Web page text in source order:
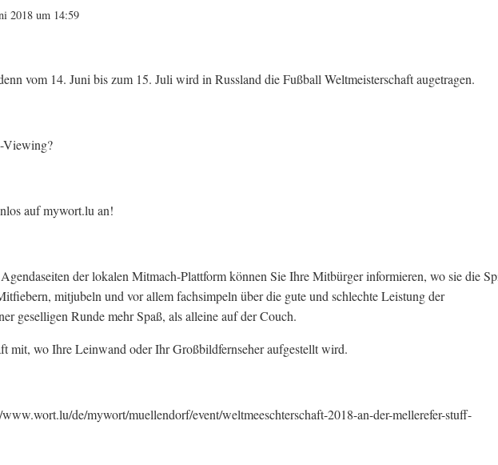
2018 um 14:59
vom 14. Juni bis zum 15. Juli wird in Russland die Fußball Weltmeisterschaft augetragen.
Viewing?
auf mywort.lu an!
der lokalen Mitmach-Plattform können Sie Ihre Mitbürger informieren, wo sie die
mitjubeln und vor allem fachsimpeln über die gute und schlechte Leistung der
geselligen Runde mehr Spaß, als alleine auf der Couch.
mit, wo Ihre Leinwand oder Ihr Großbildfernseher aufgestellt wird.
de/mywort/muellendorf/event/weltmeeschterschaft-2018-an-der-mellerefer-stuff-